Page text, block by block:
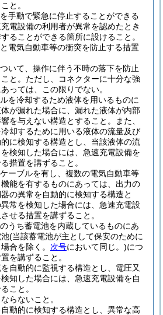
と。
手動で緊急に停止することができる
電設備の利用者が異常を認めたとき
ることができる箇所に設けること。
電気自動車等の衝突を防止する措置
いて、操作に伴う不時の落下を防止
と。 ただし、コネクターに十分な強
っては、この限りでない。
を冷却するため液体を用いるものに
が漏れた場合に、漏れた液体が内部
を与えない構造とすること。
また、
却するために用いる液体の流量及び
に検知する構造とし、当該液体の流
検知した場合には、急速充電設備を
措置を講ずること。
ーブルを有し、複数の電気自動車等
能を有するものにあっては、出力の
の異常を自動的に検知する構造と
常を検知した場合には、急速充電設
せる措置を講ずること。
うち蓄電池を内蔵しているものにあ
(当該蓄電池が主として保安のために
合を除く。 次号において同じ。)につ
を講ずること。
自動的に監視する構造とし、電圧又
知した場合には、急速充電設備を自
こと。
らないこと。
動的に検知する構造とし、異常な高